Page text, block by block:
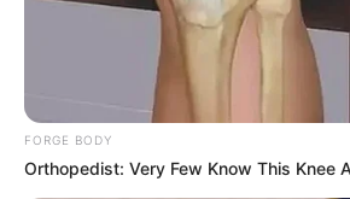
Tua Casa
FORGE BODY
Orthopedist: Very Few Know This Knee